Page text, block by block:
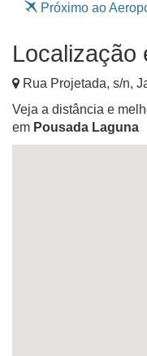
Próximo ao
Localização
Rua Projetada, s/n,
Veja a distância e
em Pousada Laguna